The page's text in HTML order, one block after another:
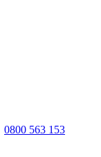
0800 563 153